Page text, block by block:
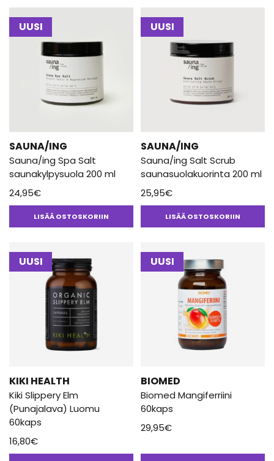
UUSI
SAUNA/ING
Sauna/ing Spa Salt
saunakylpysuola 200 ml
24,95€
LISÄÄ OSTOSKORIIN
UUSI
SAUNA/ING
Sauna/ing Salt Scrub
saunasuolakuorinta 200 ml
25,95€
LISÄÄ OSTOSKORIIN
UUSI
KIKI HEALTH
Kiki Slippery Elm
(Punajalava) Luomu
60kaps
16,80€
UUSI
BIOMED
Biomed Mangiferriini
60kaps
29,95€